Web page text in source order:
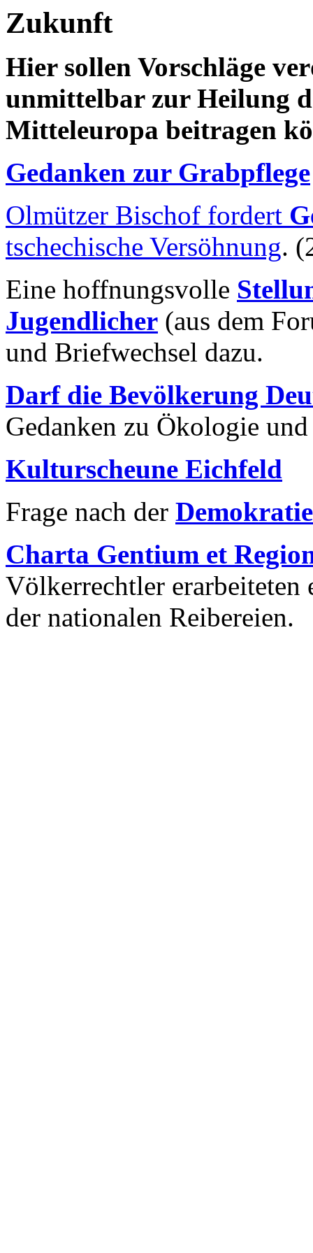
Zukunft
Hier sollen Vorschläge
unmittelbar zur Heilung
Mitteleuropa beitragen
Gedanken zur Grabpflege
Olmützer Bischof fordert
tschechische Versöhnung.
Eine hoffnungsvolle
Jugendlicher (aus dem
und Briefwechsel dazu.
Darf die Bevölkerung
Gedanken zu Ökologie
Kulturscheune Eichfeld
Frage nach der
Charta Gentium et
Völkerrechtler erarbeiteten
der nationalen Reibereien.